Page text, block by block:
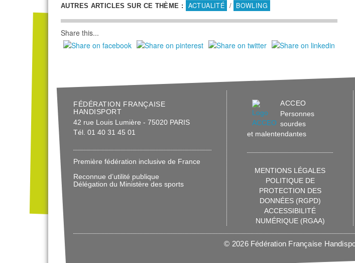
AUTRES ARTICLES SUR CE THÈME : ACTUALITÉ / BOWLING
Share this...
FÉDÉRATION FRANÇAISE
HANDISPORT
42 rue Louis Lumière - 75020 PARIS
Tél. 01 40 31 45 01
Première fédération inclusive de France
Reconnue d’utilité publique
Délégation du Ministère des sports
ACCEO
Personnes
sourdes
et malentendantes
MENTIONS LÉGALES
POLITIQUE DE
PROTECTION DES
DONNÉES (RGPD)
ACCESSIBILITÉ
NUMÉRIQUE (RGAA)
© 2026 Fédération Française